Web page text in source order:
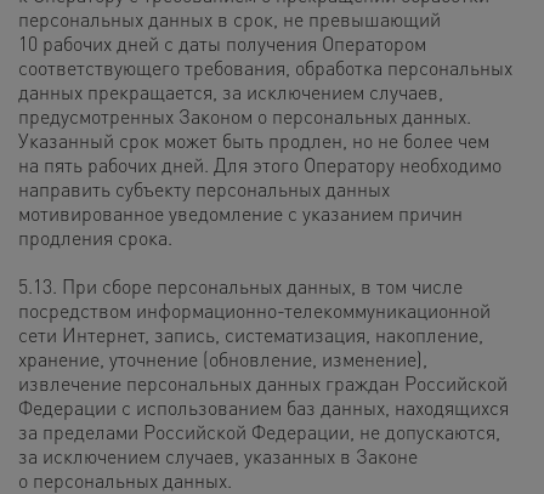
персональных данных в срок, не превышающий
10 рабочих дней с даты получения Оператором
соответствующего требования, обработка персональных
данных прекращается, за исключением случаев,
предусмотренных Законом о персональных данных.
Указанный срок может быть продлен, но не более чем
на пять рабочих дней. Для этого Оператору необходимо
направить субъекту персональных данных
мотивированное уведомление с указанием причин
продления срока.
5.13. При сборе персональных данных, в том числе
посредством информационно-телекоммуникационной
сети Интернет, запись, систематизация, накопление,
хранение, уточнение (обновление, изменение),
извлечение персональных данных граждан Российской
Федерации с использованием баз данных, находящихся
за пределами Российской Федерации, не допускаются,
за исключением случаев, указанных в Законе
о персональных данных.